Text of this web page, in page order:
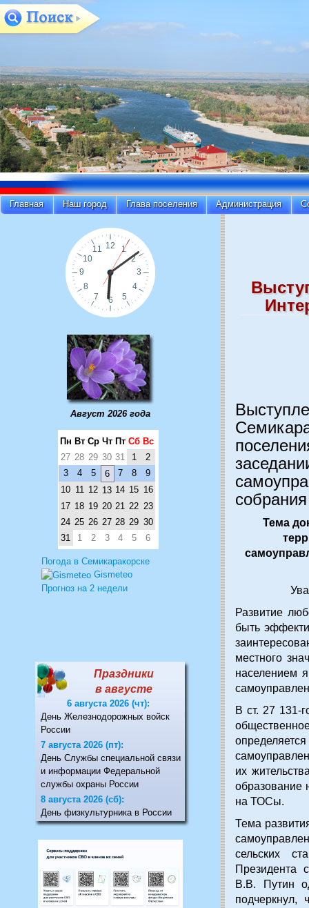
Главная Наш город Глава поселения Администрация
Август 2026 года
Пн Вт Ср Чт Пт Сб Вс
27 28 29 30 31 1
2
3
4 5 6 7 8
9
10 11 12 13 14 15 16
17 18 19 20 21 22 23
24 25 26 27 28 29 30
31
1 2 3 4 5 6
Погода в Семикаракорске
Gismeteo
Прогноз на 2 недели
Праздники
в августе
6 августа 2026 (чт):
День Железнодорожных войск
России
7 августа 2026 (пт):
День Службы специальной связи
и информации Федеральной
службы охраны России
8 августа 2026 (сб):
День физкультурника в России
Тема
Развитие
быть
местного
населением
В ст. 27 131-
их
образование
на ТОСы.
Тема
сельских
Президента
В.В. Путин
подчеркнул,